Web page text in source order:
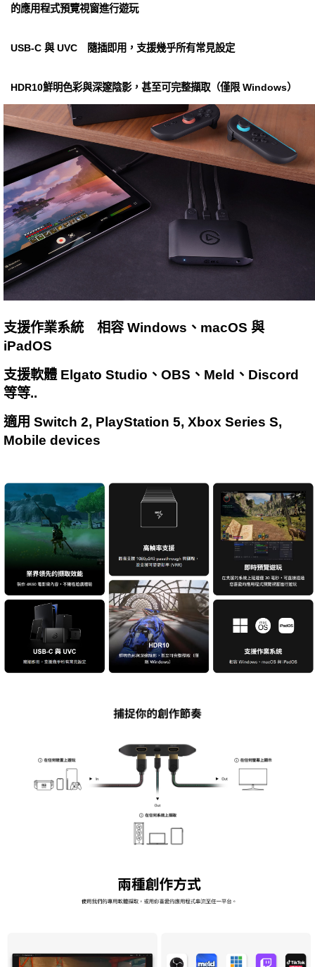
的應用程式預覽視窗進行遊玩
USB-C 與 UVC 隨插即用，支援幾乎所有常見設定
HDR10鮮明色彩與深邃陰影，甚至可完整擷取（僅限 Windows）
支援作業系統 相容 Windows、macOS 與
iPadOS
支援軟體 Elgato Studio、OBS、Meld、Discord
等等..
適用 Switch 2, PlayStation 5, Xbox Series S,
Mobile devices